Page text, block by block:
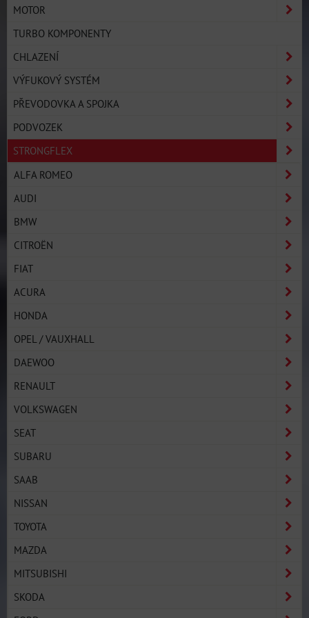
MOTOR
TURBO KOMPONENTY
CHLAZENÍ
VÝFUKOVÝ SYSTÉM
PŘEVODOVKA A SPOJKA
PODVOZEK
STRONGFLEX
ALFA ROMEO
AUDI
BMW
CITROËN
FIAT
ACURA
HONDA
OPEL / VAUXHALL
DAEWOO
RENAULT
VOLKSWAGEN
SEAT
SUBARU
SAAB
NISSAN
TOYOTA
MAZDA
MITSUBISHI
SKODA